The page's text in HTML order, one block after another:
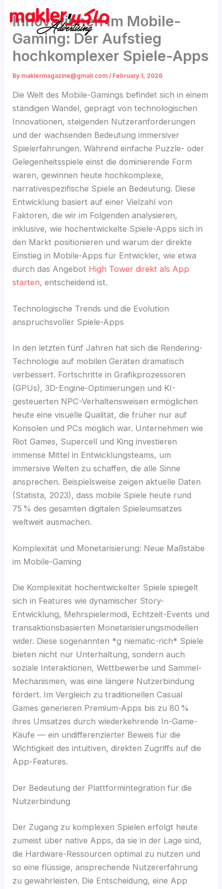
content
Innovationen im Mobile-
Gaming: Der Aufstieg
hochkomplexer Spiele-Apps
By maklermagazine@gmail.com/ February 1, 2026
Die Welt des Mobile-Gamings befindet sich in einem
ständigen Wandel, geprägt von technologischen
Innovationen, steigenden Nutzeranforderungen
und der wachsenden Bedeutung immersiver
Spielerfahrungen. Während einfache Puzzle- oder
Gelegenheitsspiele einst die dominierende Form
waren, gewinnen heute hochkomplexe,
narrativespezifische Spiele an Bedeutung. Diese
Entwicklung basiert auf einer Vielzahl von
Faktoren, die wir im Folgenden analysieren,
inklusive, wie hochentwickelte Spiele-Apps sich in
den Markt positionieren und warum der direkte
Einstieg in Mobile-Apps für Entwickler, wie etwa
durch das Angebot High Tower direkt als App
starten, entscheidend ist.
Technologische Trends und die Evolution
anspruchsvoller Spiele-Apps
In den letzten fünf Jahren hat sich die Rendering-
Technologie auf mobilen Geräten dramatisch
verbessert. Fortschritte in Grafikprozessoren
(GPUs), 3D-Engine-Optimierungen und KI-
gesteuerten NPC-Verhaltensweisen ermöglichen
heute eine visuelle Qualität, die früher nur auf
Konsolen und PCs möglich war. Unternehmen wie
Riot Games, Supercell und King investieren
immense Mittel in Entwicklungsteams, um
immersive Welten zu schaffen, die alle Sinne
ansprechen. Beispielsweise zeigen aktuelle Daten
(Statista, 2023), dass mobile Spiele heute rund
75 % des gesamten digitalen Spieleumsatzes
weltweit ausmachen.
Komplexität und Monetarisierung: Neue Maßstäbe
im Mobile-Gaming
Die Komplexität hochentwickelter Spiele spiegelt
sich in Features wie dynamischer Story-
Entwicklung, Mehrspielermodi, Echtzeit-Events und
transaktionsbasierten Monetarisierungsmodellen
wider. Diese sogenannten *g niematic-rich* Spiele
bieten nicht nur Unterhaltung, sondern auch
soziale Interaktionen, Wettbewerbe und Sammel-
Mechanismen, was eine längere Nutzerbindung
fördert. Im Vergleich zu traditionellen Casual
Games generieren Premium-Apps bis zu 80 %
ihres Umsatzes durch wiederkehrende In-Game-
Käufe — ein undifferenzierter Beweis für die
Wichtigkeit des intuitiven, direkten Zugriffs auf die
App-Features.
Der Bedeutung der Plattformintegration für die
Nutzerbindung
Der Zugang zu komplexen Spielen erfolgt heute
zumeist über native Apps, da sie in der Lage sind,
die Hardware-Ressourcen optimal zu nutzen und
so eine flüssige, ansprechende Nutzererfahrung
zu gewährleisten. Die Entscheidung, eine App